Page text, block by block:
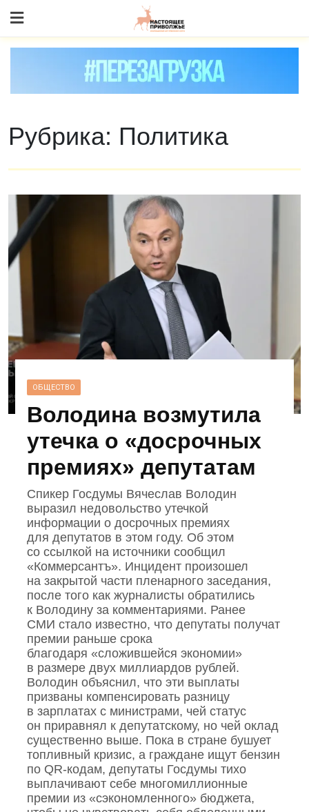
to content
Рубрика: Политика
ОБЩЕСТВО
Володина возмутила
утечка о «досрочных
премиях» депутатам
Спикер Госдумы Вячеслав Володин
выразил недовольство утечкой
информации о досрочных премиях
для депутатов в этом году. Об этом
со ссылкой на источники сообщил
«Коммерсантъ». Инцидент произошел
на закрытой части пленарного заседания,
после того как журналисты обратились
к Володину за комментариями. Ранее
СМИ стало известно, что депутаты получат
премии раньше срока
благодаря «сложившейся экономии»
в размере двух миллиардов рублей.
Володин объяснил, что эти выплаты
призваны компенсировать разницу
в зарплатах с министрами, чей статус
он приравнял к депутатскому, но чей оклад
существенно выше. Пока в стране бушует
топливный кризис, а граждане ищут бензин
по QR‑кодам, депутаты Госдумы тихо
выплачивают себе многомиллионные
премии из «сэкономленного» бюджета,